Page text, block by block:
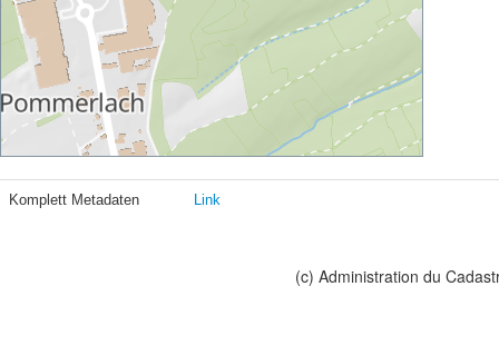
Komplett Metadaten Link
(c) Administration du